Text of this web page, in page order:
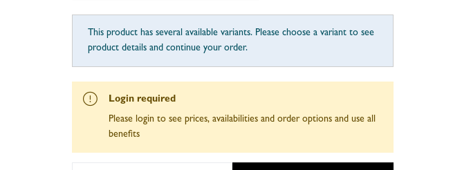
This product has several available variants. Please choose a variant to see
product details and continue your order.
Login required
Please login to see prices, availabilities and order options and use all
benefits